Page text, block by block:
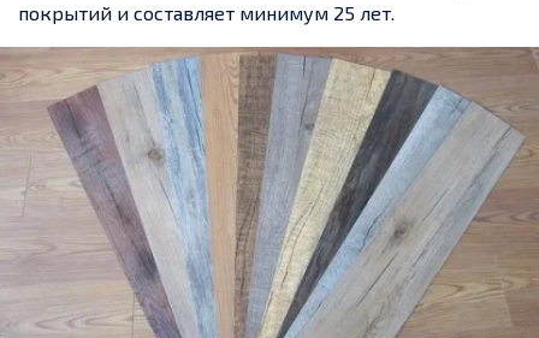
покрытий и составляет минимум 25 лет.